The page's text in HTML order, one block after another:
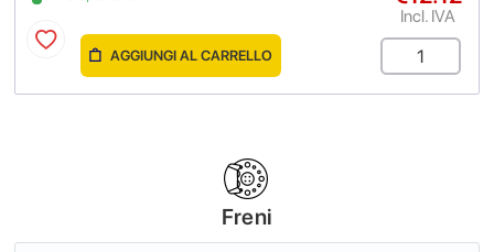
Incl. IVA
AGGIUNGI AL CARRELLO
Freni